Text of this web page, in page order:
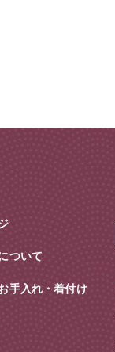
ついて
手入れ・着付け